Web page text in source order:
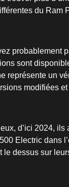
du Ram
probablement
sont
représente un
modifiées et
d’ici 2024, ils
Electric dans
le dessus sur